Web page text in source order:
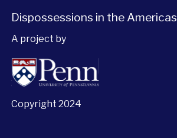
Dispossessions in the Americas
A project by
Copyright 2024